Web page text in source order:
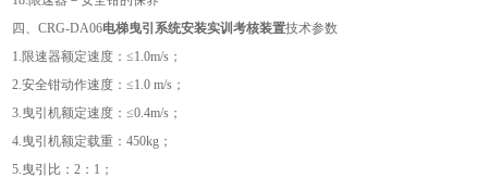
四、CRG-DA06电梯曳引系统安装实训考核装置技术参数
1.限速器额定速度：≤1.0m/s；
2.安全钳动作速度：≤1.0 m/s；
3.曳引机额定速度：≤0.4m/s；
4.曳引机额定载重：450kg；
5.曳引比：2：1；